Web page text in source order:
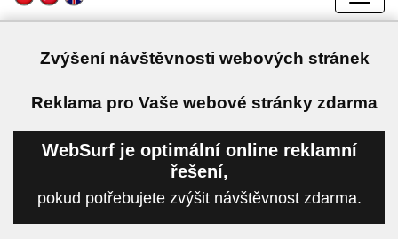
Zvýšení návštěvnosti webových stránek
Reklama pro Vaše webové stránky zdarma
WebSurf je optimální online reklamní
řešení,
pokud potřebujete zvýšit návštěvnost zdarma.